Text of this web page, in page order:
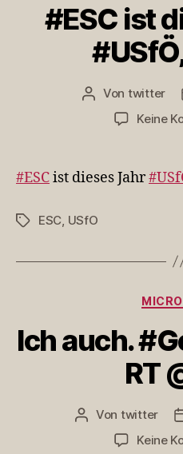
#ESC ist
Beitragsautor
Von twitter
Keine
#ESCist dieses Jahr
Schlagwörter
ESC USfO
Ich auch.
RT
Beitragsautor
Von twitter
Keine